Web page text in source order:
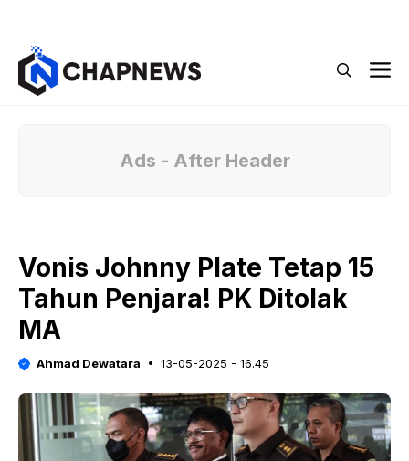
Ads - After Header
Vonis Johnny Plate Tetap 15
Tahun Penjara! PK Ditolak
MA
Ahmad Dewatara 13-05-2025 - 16.45